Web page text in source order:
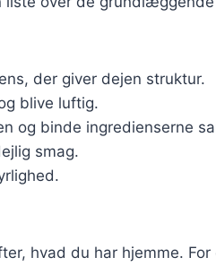
der giver dejen struktur.
blive luftig.
og binde ingredienserne
smag.
hvad du har hjemme.